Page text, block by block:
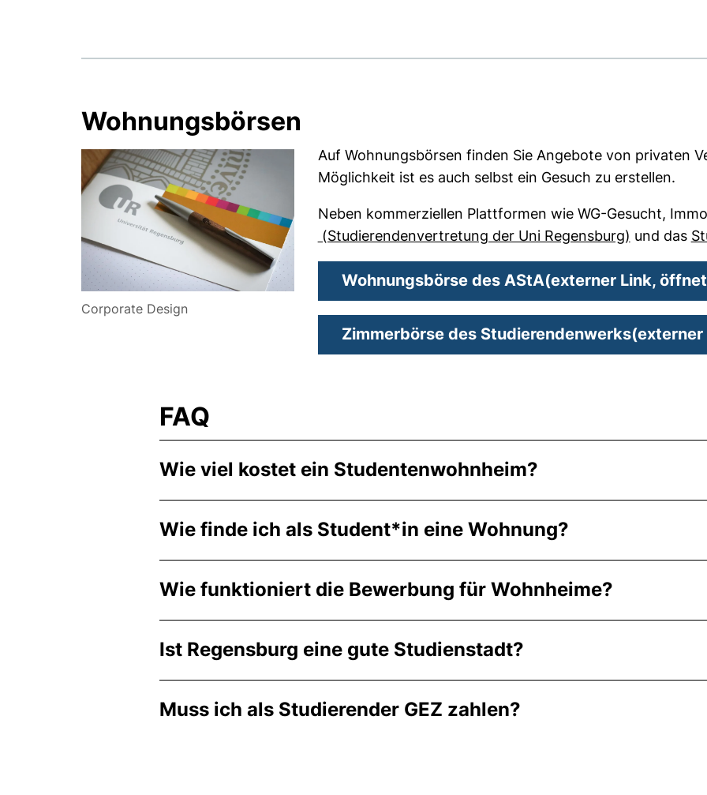
Wohnungsbörsen
Corporate Design
Auf Wohnungsbörsen finden Sie Angebote von privaten
Möglichkeit ist es auch selbst ein Gesuch zu erstellen.
Neben kommerziellen Plattformen wie WG-Gesucht,
(Studierendenvertretung der Uni Regensburg) (externer
und das
Wohnungsbörse des AStA(externer Link,
Zimmerbörse des Studierendenwerks(externer
FAQ
Wie viel kostet ein Studentenwohnheim?
Wie finde ich als Student*in eine Wohnung?
Wie funktioniert die Bewerbung für Wohnheime?
Ist Regensburg eine gute Studienstadt?
Muss ich als Studierender GEZ zahlen?